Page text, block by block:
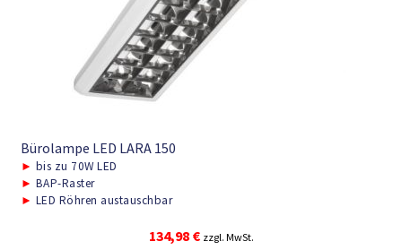
Bürolampe LED LARA 150
► bis zu 70W LED
► BAP-Raster
► LED Röhren austauschbar
134,98 € zzgl. MwSt.